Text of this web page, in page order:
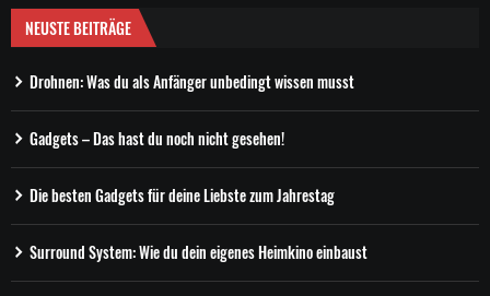
NEUSTE BEITRÄGE
Drohnen: Was du als Anfänger unbedingt wissen musst
Gadgets – Das hast du noch nicht gesehen!
Die besten Gadgets für deine Liebste zum Jahrestag
Surround System: Wie du dein eigenes Heimkino einbaust